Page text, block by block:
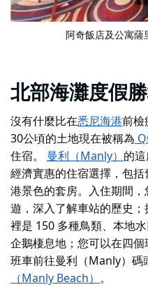
阿奇飯店及公寓薩
北部海灘度假
沒有什麼比在悉尼海港前檢
30公頃的土地現在被稱為
住宿。 曼利（Manly） 的
經濟實惠的住宿選擇 ，包
港景色的套房。入住期間
遊，深入了解車站的歷史；
裡是 150 多種鳥類、本地
企鵝棲息地；您可以在四
班車前往曼利（Manly）碼
（Manly Beach） 。